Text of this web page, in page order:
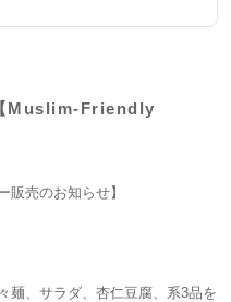
Muslim-Friendly
販売のお知らせ】
麺、サラダ、杏仁豆腐、系3品を